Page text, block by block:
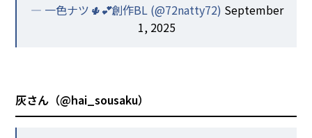
— 一色ナツ🌵💕創作BL (@72natty72) September
1, 2025
灰さん（@hai_sousaku）